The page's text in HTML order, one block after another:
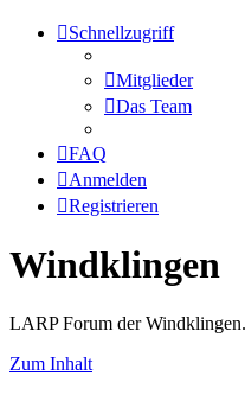
Schnellzugriff
Mitglieder
Das Team
FAQ
Anmelden
Registrieren
Windklingen
LARP Forum der Windklingen.
Zum Inhalt